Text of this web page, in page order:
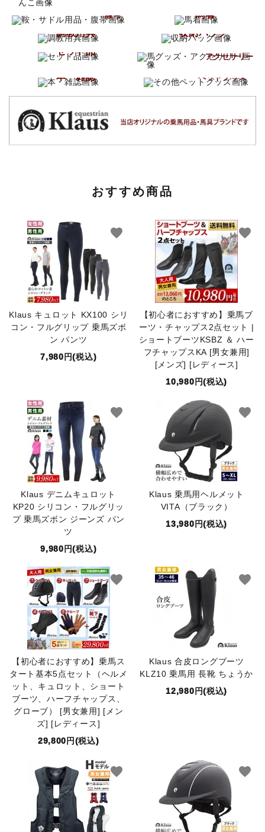
腹帯
馬着
調教用具
収納バッグ
セット品
アクセサリー
本・雑誌
ペットグッズ
おすすめ商品
Klaus キュロット KX100 シリ
コン・フルグリップ 乗馬ズボ
ン パンツ
7,980円(税込)
favorite
【初心者におすすめ】乗馬ブ
ーツ・チャップス2点セット |
ショートブーツKSBZ ＆ ハー
フチャップスKA [男女兼用]
[メンズ] [レディース]
10,980円(税込)
favorite
Klaus デニムキュロット
KP20 シリコン・フルグリッ
プ 乗馬ズボン ジーンズ パン
ツ
9,980円(税込)
favorite
Klaus 乗馬用ヘルメット
VITA（ブラック）
13,980円(税込)
favorite
【初心者におすすめ】乗馬ス
タート基本5点セット（ヘルメ
ット、キュロット、ショート
ブーツ、ハーフチャップス、
グローブ） [男女兼用] [メン
ズ] [レディース]
29,800円(税込)
favorite
Klaus 合皮ロングブーツ
KLZ10 乗馬用 長靴 ちょうか
12,980円(税込)
favorite
favorite favorite